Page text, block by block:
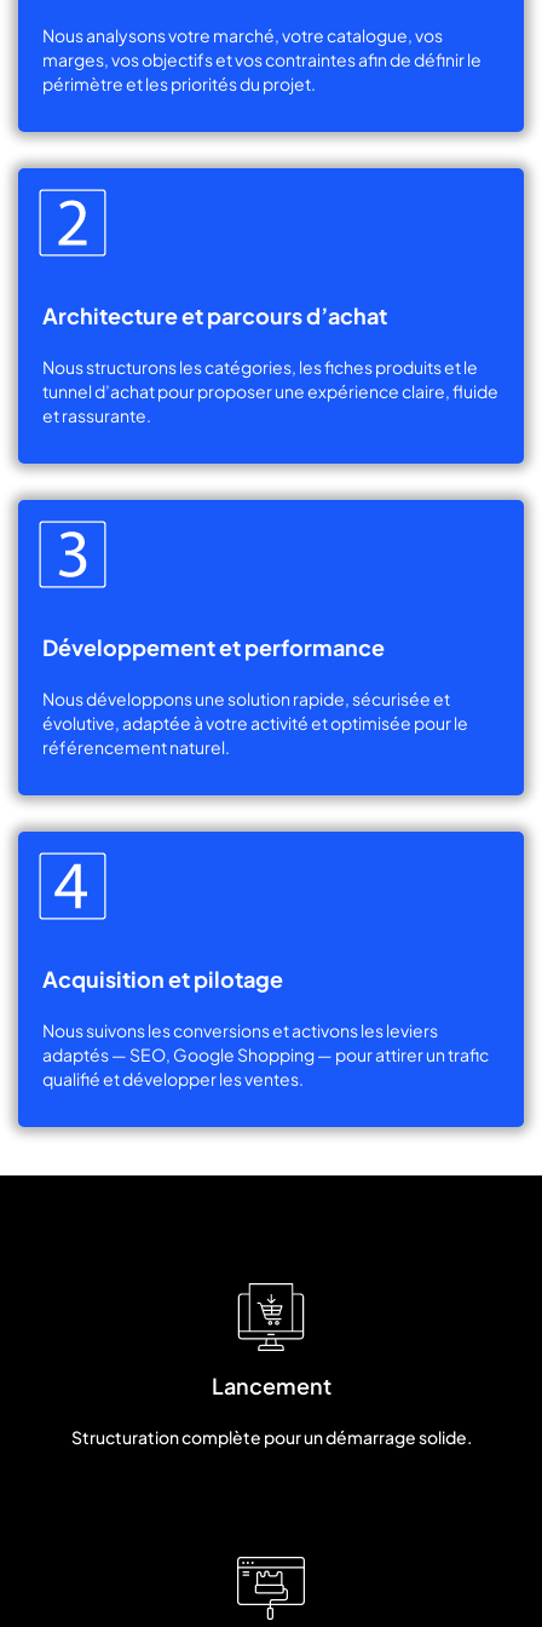
Nous analysons votre marché, votre catalogue, vos
marges, vos objectifs et vos contraintes afin de définir le
périmètre et les priorités du projet.
Architecture et parcours d’achat
Nous structurons les catégories, les fiches produits et le
tunnel d’achat pour proposer une expérience claire, fluide
et rassurante.
Développement et performance
Nous développons une solution rapide, sécurisée et
évolutive, adaptée à votre activité et optimisée pour le
référencement naturel.
Acquisition et pilotage
Nous suivons les conversions et activons les leviers
adaptés — SEO, Google Shopping — pour attirer un trafic
qualifié et développer les ventes.
Lancement
Structuration complète pour un démarrage solide.